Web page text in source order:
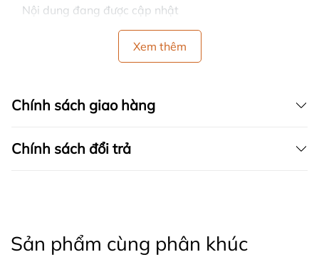
Nội dung đang được cập nhật
Xem thêm
Chính sách giao hàng
Chính sách đổi trả
Sản phẩm cùng phân khúc